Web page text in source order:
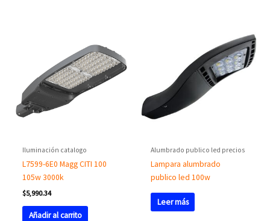
Iluminación catalogo
L7599-6E0 Magg CITI 100
105w 3000k
$5,990.34
Añadir al carrito
Alumbrado publico led precios
Lampara alumbrado
publico led 100w
Leer más